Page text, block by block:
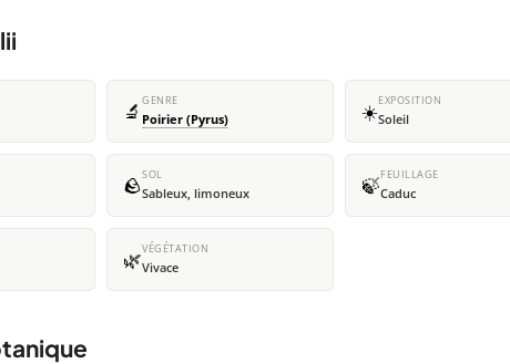
🔬 GENRE
Poirier (Pyrus) ☀️EXPOSITION
Soleil
🪨SOL
Sableux, limoneux 🍃FEUILLAGE
Caduc
🌿VÉGÉTATION
Vivace